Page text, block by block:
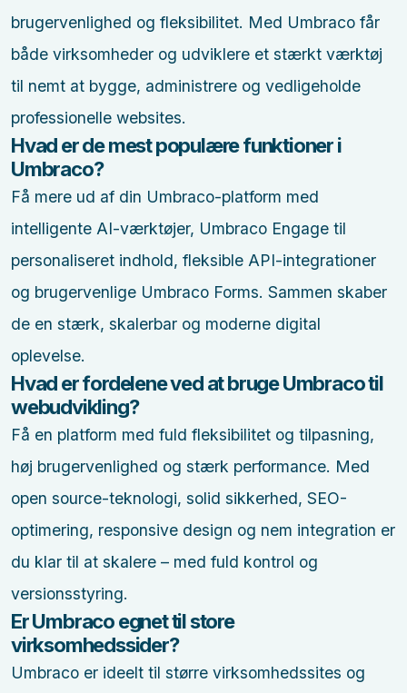
brugervenlighed og fleksibilitet. Med Umbraco får
både virksomheder og udviklere et stærkt værktøj
til nemt at bygge, administrere og vedligeholde
professionelle websites.
Hvad er de mest populære funktioner i
Umbraco?
Få mere ud af din Umbraco-platform med
intelligente AI-værktøjer, Umbraco Engage til
personaliseret indhold, fleksible API-integrationer
og brugervenlige Umbraco Forms. Sammen skaber
de en stærk, skalerbar og moderne digital
oplevelse.
Hvad er fordelene ved at bruge Umbraco til
webudvikling?
Få en platform med fuld fleksibilitet og tilpasning,
høj brugervenlighed og stærk performance. Med
open source-teknologi, solid sikkerhed, SEO-
optimering, responsive design og nem integration er
du klar til at skalere – med fuld kontrol og
versionsstyring.
Er Umbraco egnet til store
virksomhedssider?
Umbraco er ideelt til større virksomhedssites og